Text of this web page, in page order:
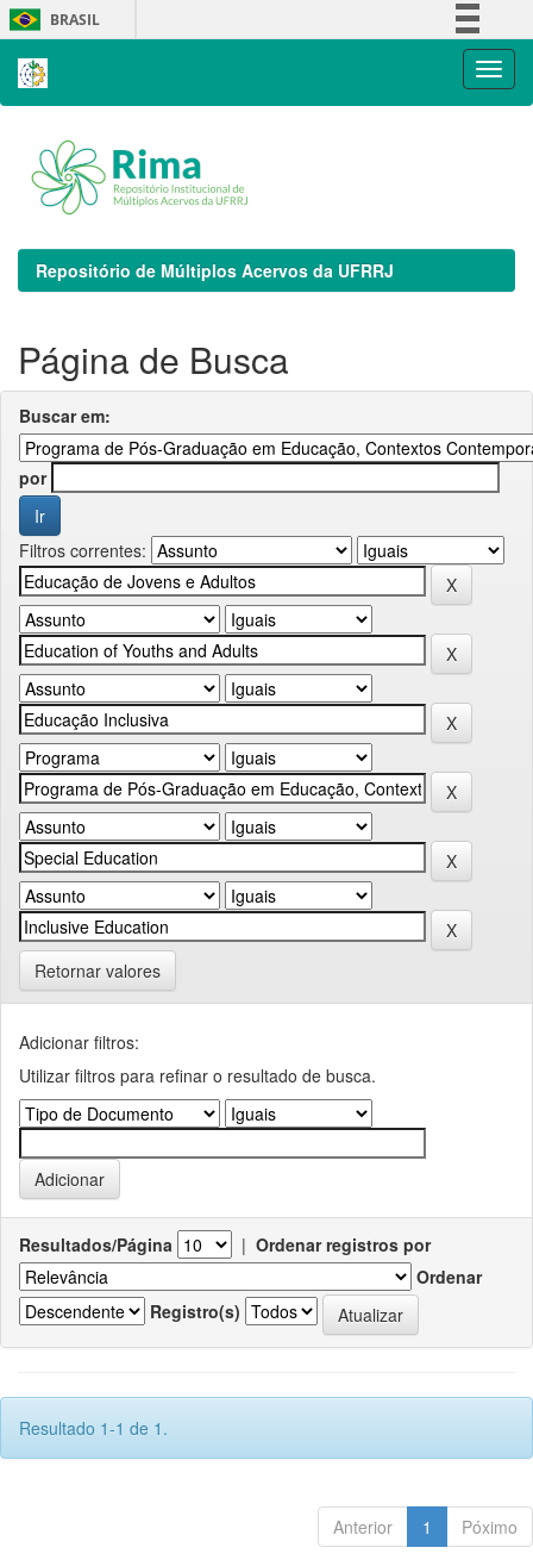
Skip
navigation
BRASIL
Repositório de Múltiplos Acervos da UFRRJ
Página de Busca
Buscar em:
por
Filtros correntes:
Retornar valores
Adicionar filtros:
Utilizar filtros para refinar o resultado de busca.
Resultados/Página | Ordenar registros por
Ordenar
Registro(s)
Resultado 1-1 de 1.
Anterior 1 Póximo